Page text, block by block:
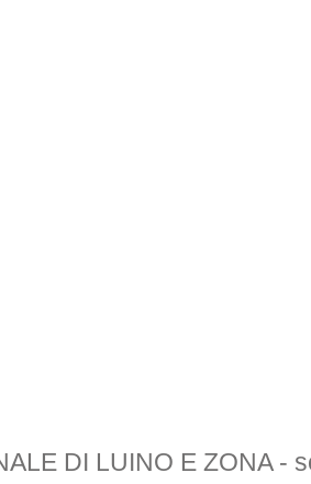
DI LUINO E ZONA -